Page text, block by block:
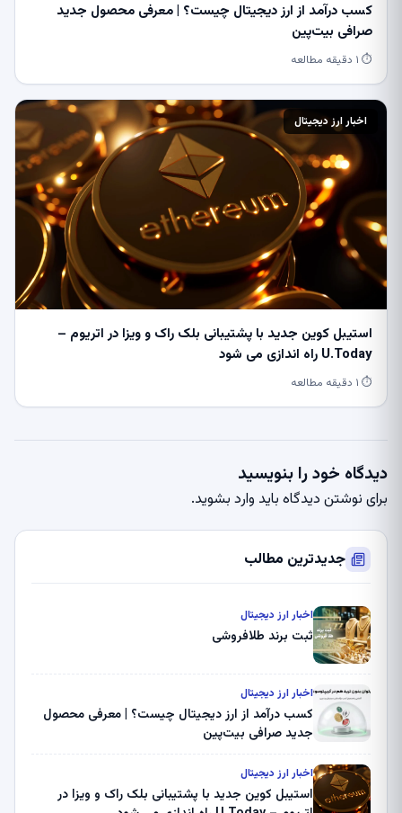
کسب درآمد از ارز دیجیتال چیست؟ | معرفی محصول جدید
صرافی بیت‌پین
⏱ ۱ دقیقه مطالعه
اخبار ارز دیجیتال
استیبل کوین جدید با پشتیبانی بلک راک و ویزا در اتریوم –
U.Today راه اندازی می شود
⏱ ۱ دقیقه مطالعه
دیدگاه خود را بنویسید
برای نوشتن دیدگاه باید وارد بشوید.
جدیدترین مطالب
اخبار ارز دیجیتال
ثبت برند طلافروشی
اخبار ارز دیجیتال
کسب درآمد از ارز دیجیتال چیست؟ | معرفی محصول
جدید صرافی بیت‌پین
اخبار ارز دیجیتال
استیبل کوین جدید با پشتیبانی بلک راک و ویزا در